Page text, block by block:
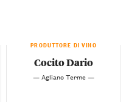
PRODUTTORE DI VINO
Cocito Dario
— Agliano Terme —